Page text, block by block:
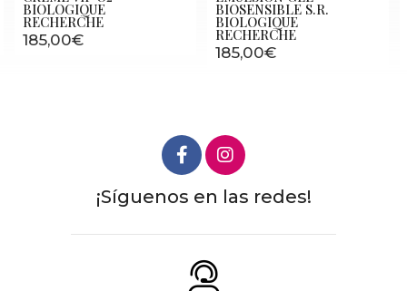
BIOLOGIQUE
RECHERCHE
185,00€
BIOSENSIBLE S.R.
BIOLOGIQUE
RECHERCHE
185,00€
¡Síguenos en las redes!